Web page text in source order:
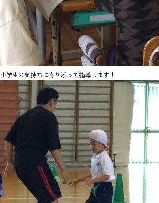
小学生の気持ちに寄り添って指導します！